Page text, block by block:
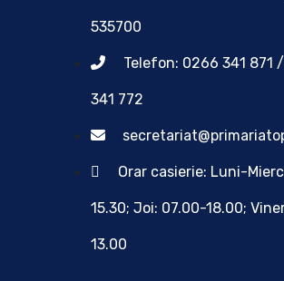
535700
Telefon: 0266 341 871
341 772
Orar casierie: Luni-
15.30; Joi: 07.00-18.00;
13.00